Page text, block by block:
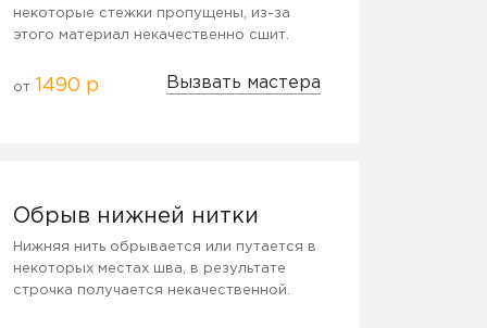
некоторые стежки пропущены, из-за
этого материал некачественно сшит.
от 1490 р Вызвать мастера
Обрыв нижней нитки
Нижняя нить обрывается или путается в
некоторых местах шва, в результате
строчка получается некачественной.